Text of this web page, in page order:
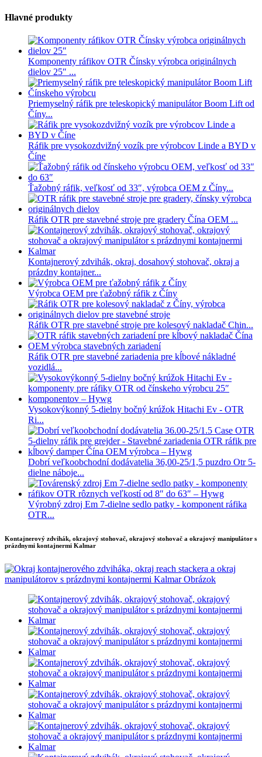
Hlavné produkty
Komponenty ráfikov OTR Čínsky výrobca originálnych
dielov 25″ ...
Priemyselný ráfik pre teleskopický manipulátor Boom Lift od
Číny...
Ráfik pre vysokozdvižný vozík pre výrobcov Linde a BYD v
Číne
Ťažobný ráfik, veľkosť od 33″, výrobca OEM z Číny...
Ráfik OTR pre stavebné stroje pre gradery Čína OEM ...
Kontajnerový zdvihák, okraj, dosahový stohovač, okraj a
prázdny kontajner...
Výrobca OEM pre ťažobný ráfik z Číny
Ráfik OTR pre stavebné stroje pre kolesový nakladač Chin...
Ráfik OTR pre stavebné zariadenia pre kĺbové nákladné
vozidlá...
Vysokovýkonný 5-dielny bočný krúžok Hitachi Ev - OTR
Ri...
Dobrí veľkoobchodní dodávatelia 36,00-25/1,5 puzdro Otr 5-
dielne náboje...
Výrobný zdroj Em 7-dielne sedlo patky - komponent ráfika
OTR...
Kontajnerový zdvihák, okrajový stohovač, okrajový stohovač a okrajový manipulátor s
prázdnymi kontajnermi Kalmar